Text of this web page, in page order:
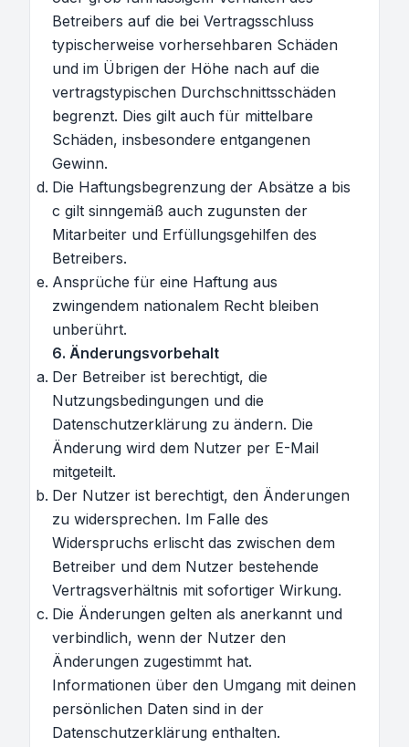
Betreibers auf die bei Vertragsschluss
typischerweise vorhersehbaren Schäden
und im Übrigen der Höhe nach auf die
vertragstypischen Durchschnittsschäden
begrenzt. Dies gilt auch für mittelbare
Schäden, insbesondere entgangenen
Gewinn.
Die Haftungsbegrenzung der Absätze a bis
c gilt sinngemäß auch zugunsten der
Mitarbeiter und Erfüllungsgehilfen des
Betreibers.
Ansprüche für eine Haftung aus
zwingendem nationalem Recht bleiben
unberührt.
6. Änderungsvorbehalt
Der Betreiber ist berechtigt, die
Nutzungsbedingungen und die
Datenschutzerklärung zu ändern. Die
Änderung wird dem Nutzer per E-Mail
mitgeteilt.
Der Nutzer ist berechtigt, den Änderungen
zu widersprechen. Im Falle des
Widerspruchs erlischt das zwischen dem
Betreiber und dem Nutzer bestehende
Vertragsverhältnis mit sofortiger Wirkung.
Die Änderungen gelten als anerkannt und
verbindlich, wenn der Nutzer den
Änderungen zugestimmt hat.
Informationen über den Umgang mit deinen
persönlichen Daten sind in der
Datenschutzerklärung enthalten.